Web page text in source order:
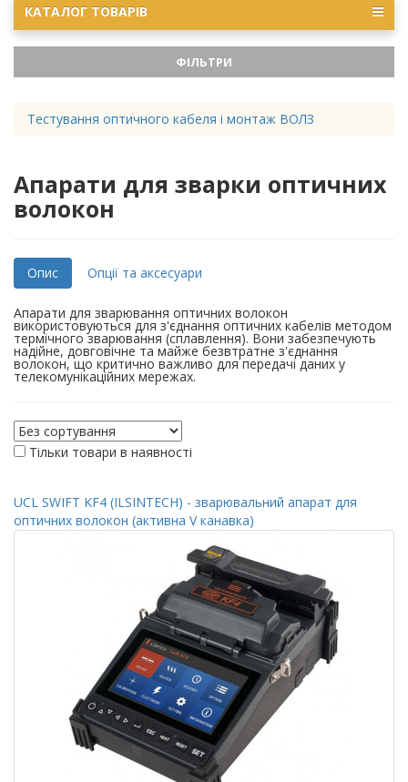
КАТАЛОГ ТОВАРІВ
ФІЛЬТРИ
Тестування оптичного кабеля і монтаж ВОЛЗ
Апарати для зварки оптичних
волокон
Опис Опції та аксесуари
Апарати для зварювання оптичних волокон
використовуються для з'єднання оптичних кабелів методом
термічного зварювання (сплавлення). Вони забезпечують
надійне, довговічне та майже безвтратне з'єднання
волокон, що критично важливо для передачі даних у
телекомунікаційних мережах.
Тільки товари в наявності
UCL SWIFT KF4 (ILSINTECH) - зварювальний апарат для
оптичних волокон (активна V канавка)